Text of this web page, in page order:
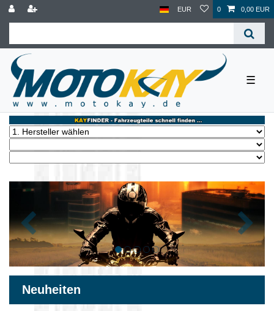
EUR 0 0,00 EUR
☰
Zurück
Neuheiten